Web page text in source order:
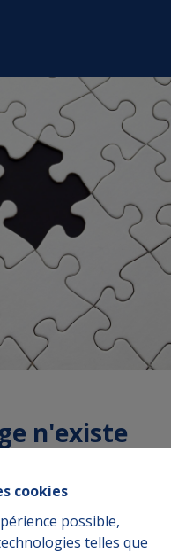
cookies
possible,
telles que
n'existe